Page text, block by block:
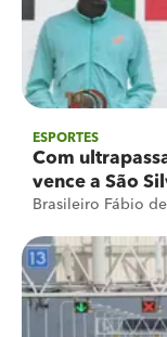
ESPORTES
Com
vence a São
Brasileiro Fábio